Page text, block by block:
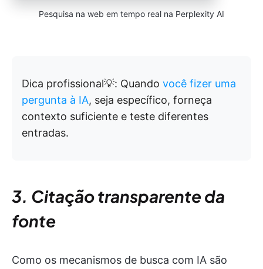
Pesquisa na web em tempo real na Perplexity AI
Dica profissional💡: Quando você fizer uma
pergunta à IA, seja específico, forneça
contexto suficiente e teste diferentes
entradas.
3. Citação transparente da
fonte
Como os mecanismos de busca com IA são